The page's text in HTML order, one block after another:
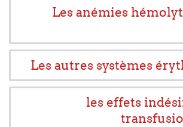
Les anémies
Les autres systèmes
les effets